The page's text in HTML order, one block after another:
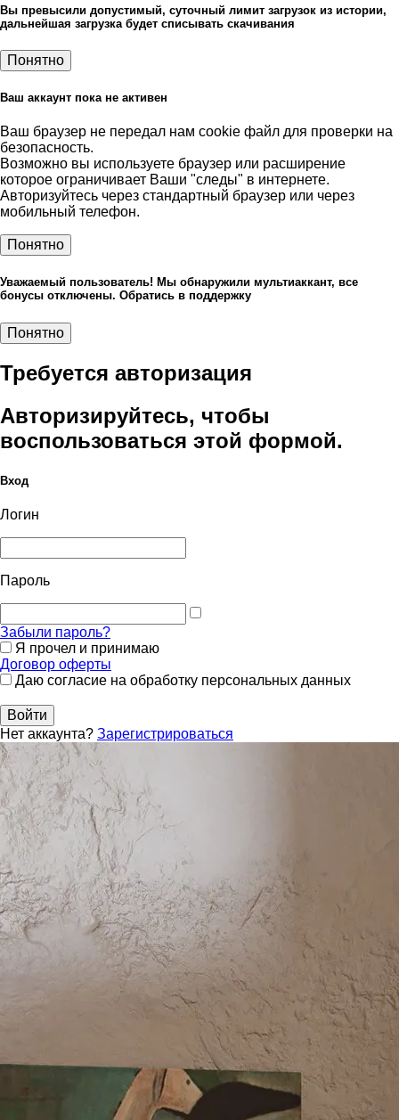
Вы превысили допустимый, суточный лимит загрузок из истории,
дальнейшая загрузка будет списывать скачивания
Понятно
Ваш аккаунт пока не активен
Ваш браузер не передал нам cookie файл для проверки на
безопасность.
Возможно вы используете браузер или расширение
которое ограничивает Ваши "следы" в интернете.
Авторизуйтесь через стандартный браузер или через
мобильный телефон.
Понятно
Уважаемый пользователь! Мы обнаружили мультиаккант, все
бонусы отключены. Обратись в поддержку
Понятно
Требуется авторизация
Авторизируйтесь, чтобы
воспользоваться этой формой.
Вход
Логин
Пароль
Забыли пароль?
Я прочел и принимаю
Договор оферты
Даю согласие на обработку персональных данных
Войти
Нет аккаунта? Зарегистрироваться